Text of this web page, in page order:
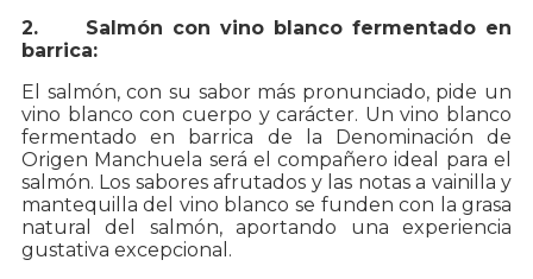
2. Salmón con vino blanco fermentado en
barrica:
El salmón, con su sabor más pronunciado, pide un
vino blanco con cuerpo y carácter. Un vino blanco
fermentado en barrica de la Denominación de
Origen Manchuela será el compañero ideal para el
salmón. Los sabores afrutados y las notas a vainilla y
mantequilla del vino blanco se funden con la grasa
natural del salmón, aportando una experiencia
gustativa excepcional.